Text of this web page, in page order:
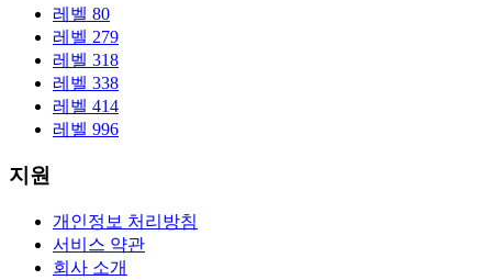
레벨 80
레벨 279
레벨 318
레벨 338
레벨 414
레벨 996
지원
개인정보 처리방침
서비스 약관
회사 소개